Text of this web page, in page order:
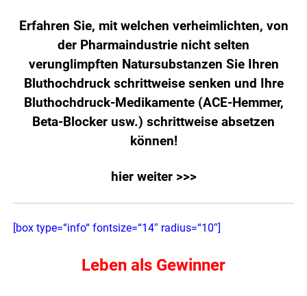
Erfahren Sie, mit welchen verheimlichten, von
der Pharmaindustrie nicht selten
verunglimpften Natursubstanzen Sie Ihren
Bluthochdruck schrittweise senken und Ihre
Bluthochdruck-Medikamente (ACE-Hemmer,
Beta-Blocker usw.) schrittweise absetzen
können!
hier weiter >>>
[box type=“info“ fontsize=“14″ radius=“10″]
Leben als Gewinner